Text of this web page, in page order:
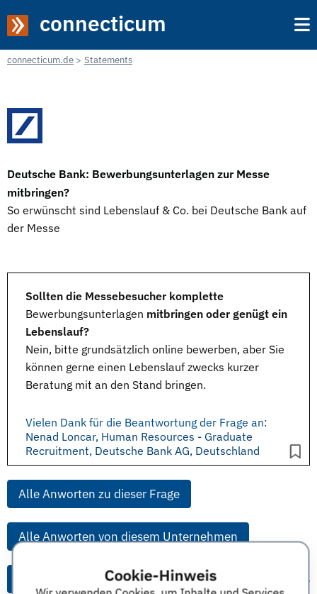
Cookie-Hinweis
connecticum
connecticum.de Statements
Deutsche Bank: Bewerbungsunterlagen zur Messe
mitbringen?
So erwünscht sind Lebenslauf & Co. bei Deutsche Bank auf
der Messe
Sollten die Messebesucher komplette
Bewerbungsunterlagen mitbringen oder genügt ein
Lebenslauf?
Nein, bitte grundsätzlich online bewerben, aber Sie
können gerne einen Lebenslauf zwecks kurzer
Beratung mit an den Stand bringen.
Vielen Dank für die Beantwortung der Frage an:
Nenad Loncar, Human Resources - Graduate
Recruitment, Deutsche Bank AG, Deutschland
Alle Anworten zu dieser Frage
Alle Anworten von diesem Unternehmen
Alle Themen & Expertentipps